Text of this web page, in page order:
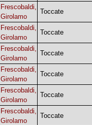
Frescobaldi,
Girolamo
Toccate
Frescobaldi,
Girolamo
Toccate
Frescobaldi,
Girolamo
Toccate
Frescobaldi,
Girolamo
Toccate
Frescobaldi,
Girolamo
Toccate
Frescobaldi,
Girolamo
Toccate